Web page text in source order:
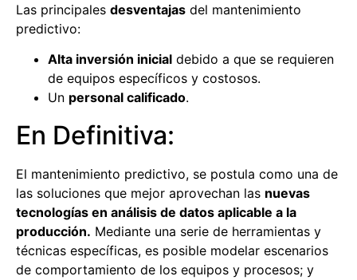
Las principales desventajas del mantenimiento
predictivo:
Alta inversión inicial debido a que se requieren
de equipos específicos y costosos.
Un personal calificado.
En Definitiva:
El mantenimiento predictivo, se postula como una de
las soluciones que mejor aprovechan las nuevas
tecnologías en análisis de datos aplicable a la
producción. Mediante una serie de herramientas y
técnicas específicas, es posible modelar escenarios
de comportamiento de los equipos y procesos; y